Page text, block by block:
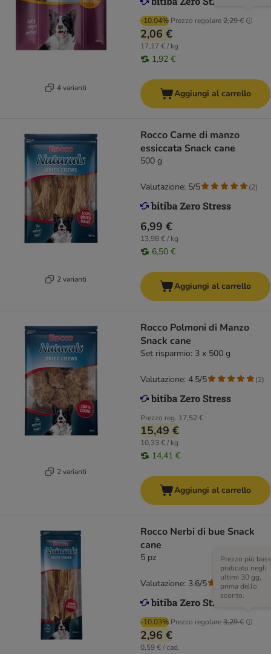
4 varianti
-10.04% Prezzo regolare2,29 €
2,06 €
17,17 € / kg
1,92 €
Aggiungi al carrello
2 varianti
Rocco Carne di manzo
essiccata Snack cane
500 g
6,99 €
13,98 € / kg
6,50 €
Valutazione: 5/5 (2)
Aggiungi al carrello
2 varianti
Rocco Polmoni di Manzo
Snack cane
Set risparmio: 3 x 500 g
Prezzo reg. 17,52 €
15,49 €
10,33 € / kg
14,41 €
Valutazione: 4.5/5 (2)
Aggiungi al carrello
Rocco Nerbi di bue Snack
cane
5 pz
-10.03% Prezzo regolare3,29 €
Prezzo più
praticato negli
ultimi 30 gg,
prima dello
sconto.
2,96 €
0,59 € / cad.
Valutazione: 3.6/5 (79